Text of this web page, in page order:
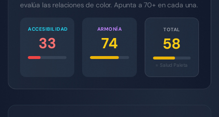
evalúa las relaciones de color. Apunta a 70+ en cada una.
ACCESIBILIDAD
33
ARMONÍA
74
TOTAL
58
= Salud Paleta